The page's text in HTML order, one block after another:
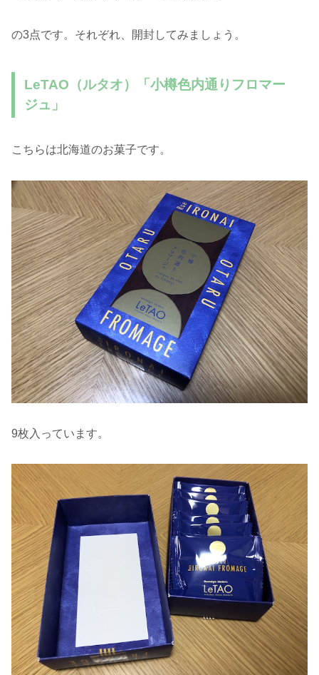
の3点です。それぞれ、開封してみましょう。
LeTAO（ルタオ）「小樽色内通りフロマー
ジュ」
こちらは北海道のお菓子です。
9枚入っています。